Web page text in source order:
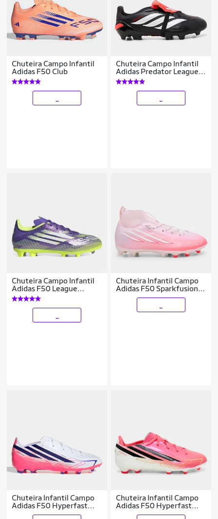
Chuteira Campo Infantil
Adidas F50 Club
Chuteira Campo Infantil
Adidas Predator League
Língua Dobrável
Chuteira Campo Infantil
Adidas F50 League
Unissex
Chuteira Infantil Campo
Adidas F50 Sparkfusion
League
Chuteira Infantil Campo
Adidas F50 Hyperfast
League Copa Do Mundo
Chuteira Infantil Campo
Adidas F50 Hyperfast
League Copa Do Mundo